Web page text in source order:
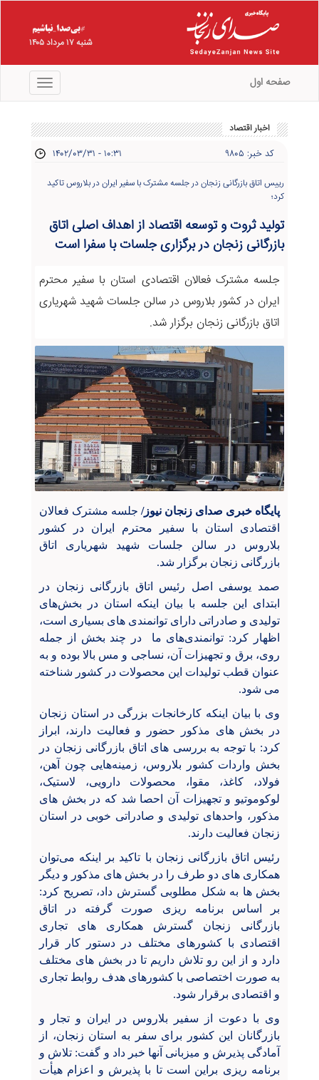
شنبه ۱۷ مرداد ۱۴۰۵
منو صفحه اول
اخبار اقتصاد
کد خبر: ۹۸۰۵ ۱۴۰۲/۰۳/۳۱ - ۱۰:۳۱
رییس اتاق بازرگانی زنجان در جلسه مشترک با سفیر ایران در بلاروس تاکید
کرد؛
تولید ثروت و توسعه اقتصاد از اهداف اصلی اتاق
بازرگانی زنجان در برگزاری جلسات با سفرا است
جلسه مشترک فعالان اقتصادی استان با سفیر محترم
ایران در کشور بلاروس در سالن جلسات شهید شهریاری
اتاق بازرگانی زنجان برگزار شد.
پایگاه خبری صدای زنجان نیوز/ جلسه مشترک فعالان
اقتصادی استان با سفیر محترم ایران در کشور
بلاروس در سالن جلسات شهید شهریاری اتاق
بازرگانی زنجان برگزار شد.
صمد یوسفی اصل رئیس اتاق بازرگانی زنجان در
ابتدای این جلسه با بیان اینکه استان در بخش‌های
تولیدی و صادراتی دارای توانمندی های بسیاری است،
اظهار کرد: توانمندی‌های ما در چند بخش از جمله
روی، برق و تجهیزات آن، نساجی و مس بالا بوده و به
عنوان قطب تولیدات این محصولات در کشور شناخته
می شود.
وی با بیان اینکه کارخانجات بزرگی در استان زنجان
در بخش های مذکور حضور و فعالیت دارند، ابراز
کرد: با توجه به بررسی های اتاق بازرگانی زنجان در
بخش واردات کشور بلاروس، زمینه‌هایی چون آهن،
فولاد، کاغذ، مقوا، محصولات دارویی، لاستیک،
لوکوموتیو و تجهیزات آن احصا شد که در بخش های
مذکور، واحدهای تولیدی و صادراتی خوبی در استان
زنجان فعالیت دارند.
رئیس اتاق بازرگانی زنجان با تاکید بر اینکه می‌توان
همکاری های دو طرف را در بخش های مذکور و دیگر
بخش ها به شکل مطلوبی گسترش داد، تصریح کرد:
بر اساس برنامه ریزی صورت گرفته در اتاق
بازرگانی زنجان گسترش همکاری های تجاری
اقتصادی با کشورهای مختلف در دستور کار قرار
دارد و از این رو تلاش داریم تا در بخش های مختلف
به صورت اختصاصی با کشورهای هدف روابط تجاری
و اقتصادی برقرار شود.
وی با دعوت از سفیر بلاروس در ایران و تجار و
بازرگانان این کشور برای سفر به استان زنجان، از
آمادگی پذیرش و میزبانی آنها خبر داد و گفت: تلاش و
برنامه ریزی براین است تا با پذیرش و اعزام هیأت